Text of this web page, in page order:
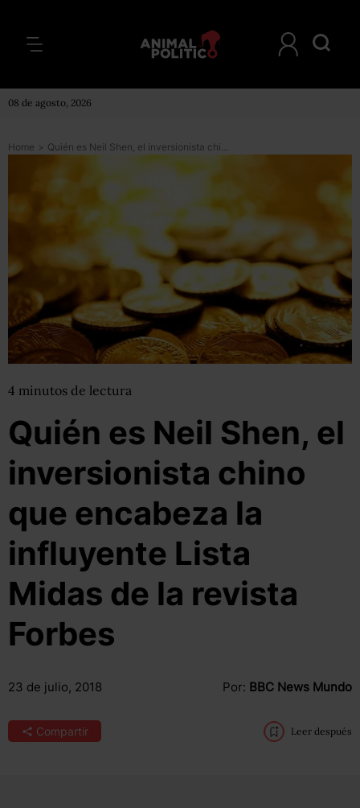
08 de agosto, 2026
Home > Quién es Neil Shen, el inversionista chino que encabeza la influyente Lista Midas de la revista Forbes
4 minutos de lectura
Quién es Neil Shen, el
inversionista chino
que encabeza la
influyente Lista
Midas de la revista
Forbes
23 de julio, 2018 Por: BBC News Mundo
Compartir Leer después